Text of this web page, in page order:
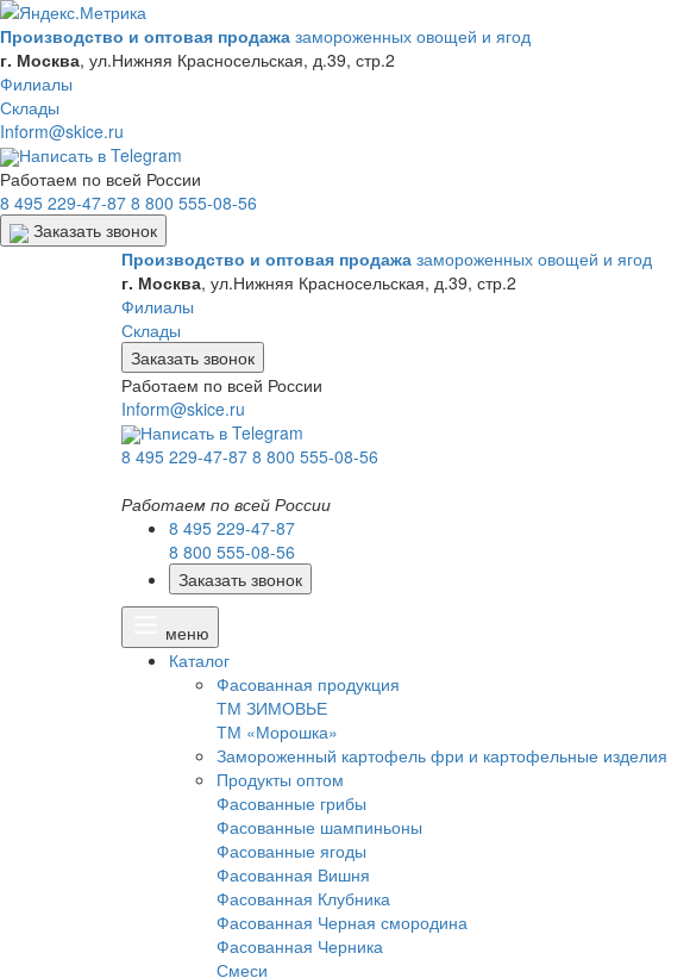
Производство и оптовая продажа замороженных овощей и ягод
г. Москва, ул.Нижняя Красносельская, д.39, стр.2
Филиалы
Склады
Inform@skice.ru
Написать в Telegram
Работаем по всей России
8 495 229-47-87 8 800 555-08-56
Заказать звонок
Производство и оптовая продажа замороженных овощей и ягод
г. Москва, ул.Нижняя Красносельская, д.39, стр.2
Филиалы
Склады
Заказать звонок
Работаем по всей России
Inform@skice.ru
Написать в Telegram
8 495 229-47-87 8 800 555-08-56
Работаем по всей России
8 495 229-47-87
8 800 555-08-56
Заказать звонок
меню
Каталог
Фасованная продукция
ТМ ЗИМОВЬЕ
ТМ «Морошка»
Замороженный картофель фри и картофельные изделия
Продукты оптом
Фасованные грибы
Фасованные шампиньоны
Фасованные ягоды
Фасованная Вишня
Фасованная Клубника
Фасованная Черная смородина
Фасованная Черника
Смеси